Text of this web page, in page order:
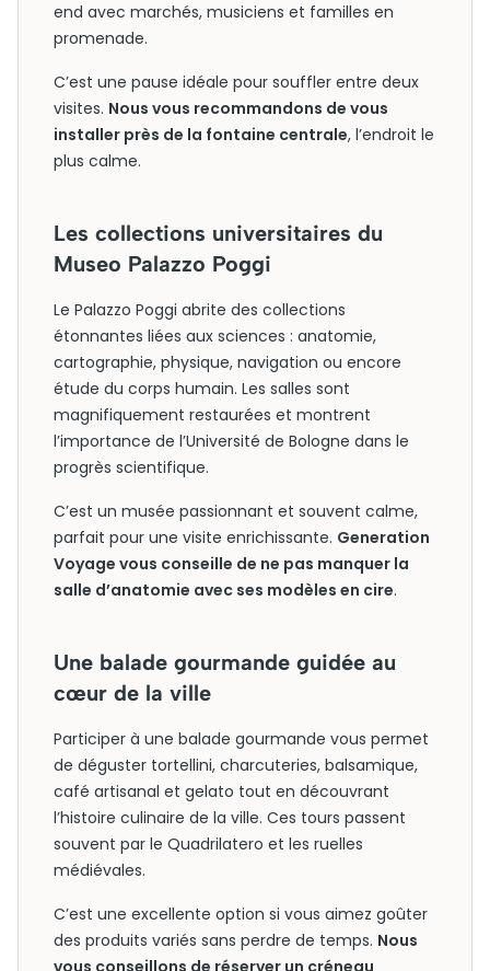
end avec marchés, musiciens et familles en
promenade.
C’est une pause idéale pour souffler entre deux
visites. Nous vous recommandons de vous
installer près de la fontaine centrale, l’endroit le
plus calme.
Les collections universitaires du
Museo Palazzo Poggi
Le Palazzo Poggi abrite des collections
étonnantes liées aux sciences : anatomie,
cartographie, physique, navigation ou encore
étude du corps humain. Les salles sont
magnifiquement restaurées et montrent
l’importance de l’Université de Bologne dans le
progrès scientifique.
C’est un musée passionnant et souvent calme,
parfait pour une visite enrichissante. Generation
Voyage vous conseille de ne pas manquer la
salle d’anatomie avec ses modèles en cire.
Une balade gourmande guidée au
cœur de la ville
Participer à une balade gourmande vous permet
de déguster tortellini, charcuteries, balsamique,
café artisanal et gelato tout en découvrant
l’histoire culinaire de la ville. Ces tours passent
souvent par le Quadrilatero et les ruelles
médiévales.
C’est une excellente option si vous aimez goûter
des produits variés sans perdre de temps. Nous
vous conseillons de réserver un créneau